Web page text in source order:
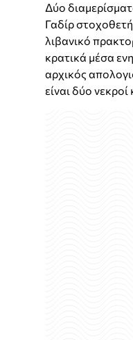
Δύο
Γαδίρ
λιβανικό
κρατικά μέσα
αρχικός
είναι δύο νεκροί